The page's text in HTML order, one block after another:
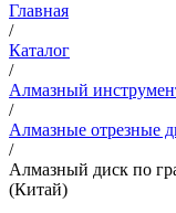
Главная
/
Каталог
/
Алмазный
/
Алмазные отрезные
/
Алмазный диск по
(Китай)